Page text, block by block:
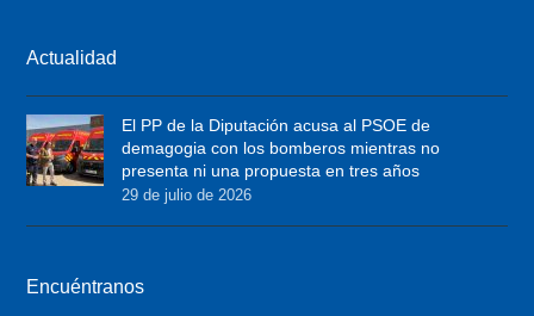
t
t
e
r
e
b
o
o
a
g
r
a
m
Actualidad
El PP de la Diputación acusa al PSOE de
demagogia con los bomberos mientras no
presenta ni una propuesta en tres años
29 de julio de 2026
Encuéntranos